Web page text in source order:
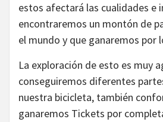
estos afectará las cualidades e
encontraremos un montón de
el mundo y que ganaremos por
La exploración de esto es muy
conseguiremos diferentes
nuestra bicicleta, también
ganaremos Tickets por